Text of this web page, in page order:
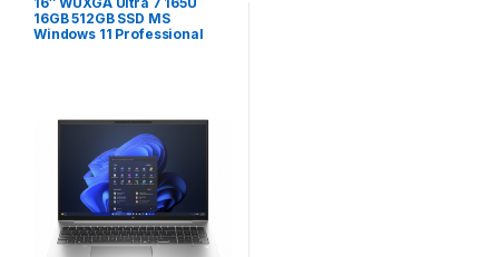
16GB 512GB SSD MS
Windows 11 Professional